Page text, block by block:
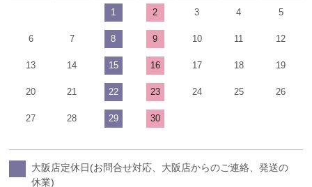
1 2 3 4 5
6 7 8 9 10 11 12
13 14 15 16 17 18 19
20 21 22 23 24 25 26
27 28 29 30
大阪店定休日(お問合せ対応、大阪店からのご連絡、発送の
休業)